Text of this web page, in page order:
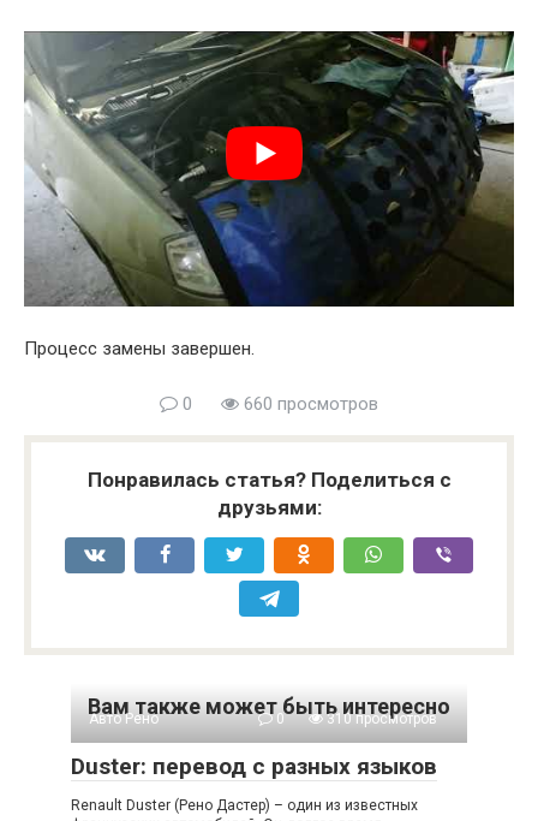
Процесс замены завершен.
0 660 просмотров
Понравилась статья? Поделиться с
друзьями:
Вам также может быть интересно
Авто Рено 0 310 просмотров
Duster: перевод с разных языков
Renault Duster (Рено Дастер) – один из известных